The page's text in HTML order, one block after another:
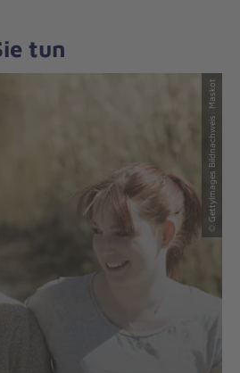
tun
© GettyImages Bildnachweis: Maskot